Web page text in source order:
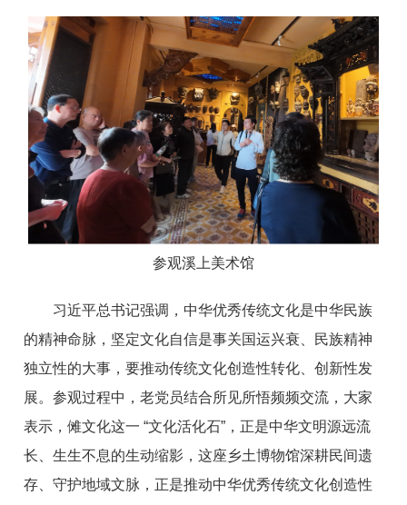
参观溪上美术馆
习近平总书记强调，中华优秀传统文化是中华民族
的精神命脉，坚定文化自信是事关国运兴衰、民族精神
独立性的大事，要推动传统文化创造性转化、创新性发
展。参观过程中，老党员结合所见所悟频频交流，大家
表示，傩文化这一 “文化活化石”，正是中华文明源远流
长、生生不息的生动缩影，这座乡土博物馆深耕民间遗
存、守护地域文脉，正是推动中华优秀传统文化创造性